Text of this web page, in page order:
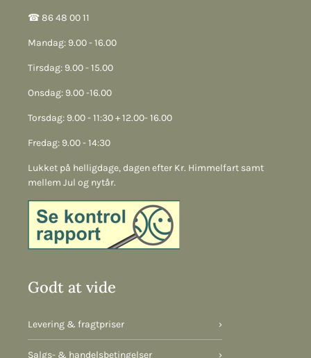
☎︎ 86 48 00 11
Mandag: 9.00 - 16.00
Tirsdag: 9.00 - 15.00
Onsdag: 9.00 -16.00
Torsdag: 9.00 - 11:30 + 12.00- 16.00
Fredag: 9.00 - 14:30
Lukket på helligdage, dagen efter Kr. Himmelfart samt
mellem Jul og nytår.
Godt at vide
Levering & fragtpriser ›
Salgs- & handelsbetingelser ›